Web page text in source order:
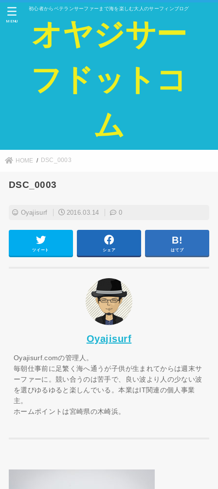
初心者からベテランサーファーまで海を楽しむ大人のサーフィンブログ
オヤジサー
フドットコ
ム
MENU
HOME DSC_0003
DSC_0003
Oyajisurf 2016.03.14 0
ツイート シェア はてブ
Oyajisurf
Oyajisurf.comの管理人。
毎朝仕事前に足繁く海へ通うが子供が生まれてからは週末サ
ーファーに。競い合うのは苦手で、良い波より人の少ない波
を選びゆるゆると楽しんでいる。本業はIT関連の個人事業
主。
ホームポイントは宮崎県の木崎浜。